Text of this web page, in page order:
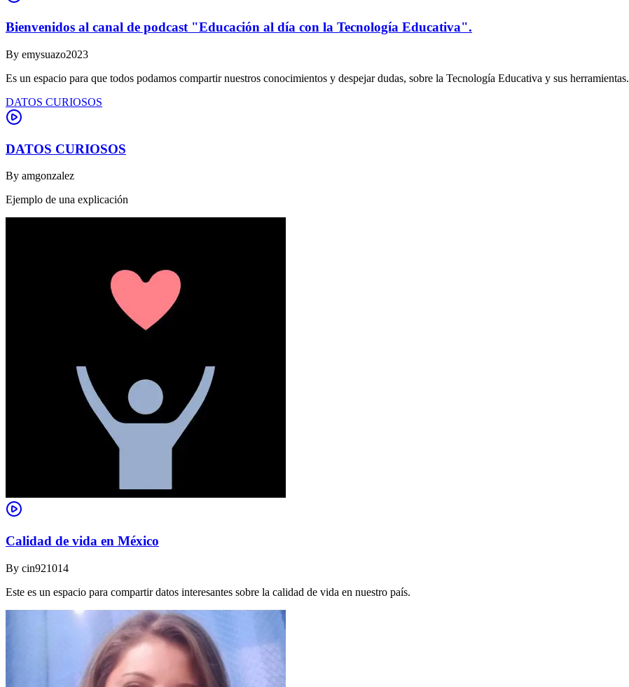
Bienvenidos al canal de podcast "Educación al día con la Tecnología Educativa".
By emysuazo2023
Es un espacio para que todos podamos compartir nuestros conocimientos y despejar dudas, sobre la Tecnología Educativa y sus herramientas.
DATOS CURIOSOS
DATOS CURIOSOS
By amgonzalez
Ejemplo de una explicación
Calidad de vida en México
By cin921014
Este es un espacio para compartir datos interesantes sobre la calidad de vida en nuestro país.